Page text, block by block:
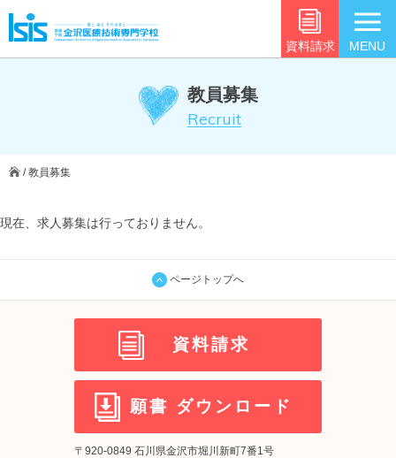
資料請求 MENU
教員募集
Recruit
/ 教員募集
現在、求人募集は行っておりません。
ページトップへ
資料請求
願書 ダウンロード
〒920-0849 石川県金沢市堀川新町7番1号